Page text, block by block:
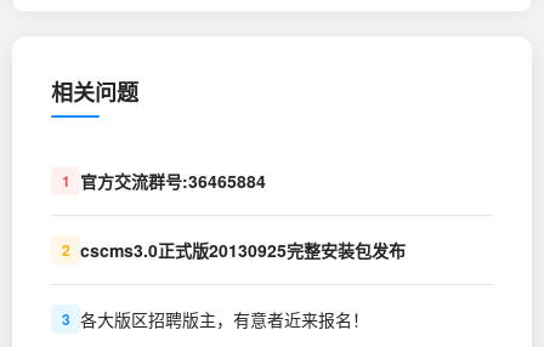
相关问题
1 官方交流群号:36465884
2 cscms3.0正式版20130925完整安装包发布
3 各大版区招聘版主，有意者近来报名！